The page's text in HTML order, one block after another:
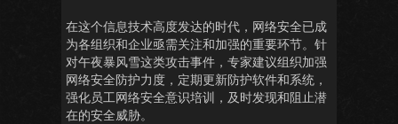
在这个信息技术高度发达的时代，网络安全已成
为各组织和企业亟需关注和加强的重要环节。针
对午夜暴风雪这类攻击事件，专家建议组织加强
网络安全防护力度，定期更新防护软件和系统，
强化员工网络安全意识培训，及时发现和阻止潜
在的安全威胁。